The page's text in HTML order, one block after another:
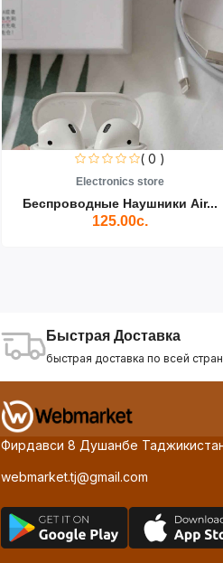
( 0 )
Electronics store
Беспроводные Наушники Air...
125.00с.
Быстрая Доставка
быстрая доставка по всей
Фирдавси 8 Душанбе
webmarket.tj@gmail.com